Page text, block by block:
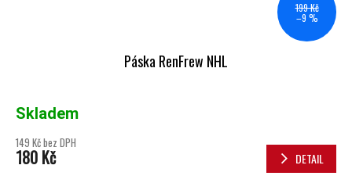
199 Kč
–9 %
Páska RenFrew NHL
Skladem
149 Kč bez DPH
180 Kč DETAIL